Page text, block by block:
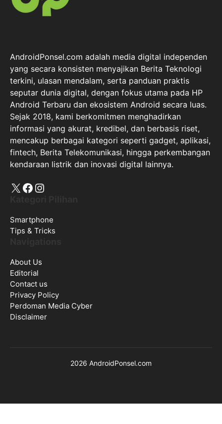
AndroidPonsel.com adalah media digital independen
yang secara konsisten menyajikan Berita Teknologi
terkini, ulasan mendalam, serta panduan praktis
seputar dunia digital, dengan fokus utama pada HP
Android Terbaru dan ekosistem Android secara luas.
Sejak 2018, kami berkomitmen menghadirkan
informasi yang akurat, kredibel, dan berbasis riset,
mencakup berbagai kategori seperti gadget, aplikasi,
fintech, Berita Telekomunikasi, hingga perkembangan
kendaraan listrik dan inovasi digital lainnya.
X Facebook
Instagram
Smartphone
Tips & Tricks
About Us
Editorial
Contact us
Privacy Policy
Perdoman Media Cyber
Disclaimer
2026 AndroidPonsel.com